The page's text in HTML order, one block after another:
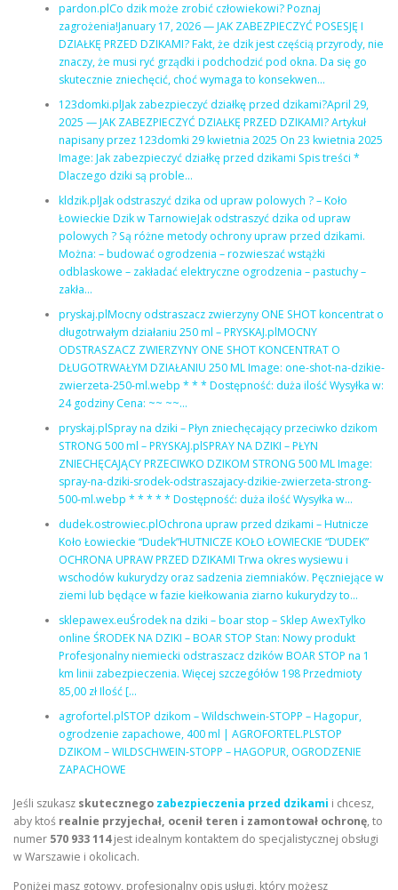
pardon.plCo dzik może zrobić człowiekowi? Poznaj
zagrożenia!January 17, 2026 — JAK ZABEZPIECZYĆ POSESJĘ I
DZIAŁKĘ PRZED DZIKAMI? Fakt, że dzik jest częścią przyrody, nie
znaczy, że musi ryć grządki i podchodzić pod okna. Da się go
skutecznie zniechęcić, choć wymaga to konsekwen…
123domki.plJak zabezpieczyć działkę przed dzikami?April 29,
2025 — JAK ZABEZPIECZYĆ DZIAŁKĘ PRZED DZIKAMI? Artykuł
napisany przez 123domki 29 kwietnia 2025 On 23 kwietnia 2025
Image: Jak zabezpieczyć działkę przed dzikami Spis treści *
Dlaczego dziki są proble…
kldzik.plJak odstraszyć dzika od upraw polowych ? – Koło
Łowieckie Dzik w TarnowieJak odstraszyć dzika od upraw
polowych ? Są różne metody ochrony upraw przed dzikami.
Można: – budować ogrodzenia – rozwieszać wstążki
odblaskowe – zakładać elektryczne ogrodzenia – pastuchy –
zakła…
pryskaj.plMocny odstraszacz zwierzyny ONE SHOT koncentrat o
długotrwałym działaniu 250 ml – PRYSKAJ.plMOCNY
ODSTRASZACZ ZWIERZYNY ONE SHOT KONCENTRAT O
DŁUGOTRWAŁYM DZIAŁANIU 250 ML Image: one-shot-na-dzikie-
zwierzeta-250-ml.webp * * * Dostępność: duża ilość Wysyłka w:
24 godziny Cena: ~~ ~~…
pryskaj.plSpray na dziki – Płyn zniechęcający przeciwko dzikom
STRONG 500 ml – PRYSKAJ.plSPRAY NA DZIKI – PŁYN
ZNIECHĘCAJĄCY PRZECIWKO DZIKOM STRONG 500 ML Image:
spray-na-dziki-srodek-odstraszajacy-dzikie-zwierzeta-strong-
500-ml.webp * * * * * Dostępność: duża ilość Wysyłka w…
dudek.ostrowiec.plOchrona upraw przed dzikami – Hutnicze
Koło Łowieckie “Dudek”HUTNICZE KOŁO ŁOWIECKIE “DUDEK”
OCHRONA UPRAW PRZED DZIKAMI Trwa okres wysiewu i
wschodów kukurydzy oraz sadzenia ziemniaków. Pęczniejące w
ziemi lub będące w fazie kiełkowania ziarno kukurydzy to…
sklepawex.euŚrodek na dziki – boar stop – Sklep AwexTylko
online ŚRODEK NA DZIKI – BOAR STOP Stan: Nowy produkt
Profesjonalny niemiecki odstraszacz dzików BOAR STOP na 1
km linii zabezpieczenia. Więcej szczegółów 198 Przedmioty
85,00 zł Ilość […
agrofortel.plSTOP dzikom – Wildschwein-STOPP – Hagopur,
ogrodzenie zapachowe, 400 ml | AGROFORTEL.PLSTOP
DZIKOM – WILDSCHWEIN-STOPP – HAGOPUR, OGRODZENIE
ZAPACHOWE
Jeśli szukasz skutecznego zabezpieczenia przed dzikami i chcesz,
aby ktoś realnie przyjechał, ocenił teren i zamontował ochronę, to
numer 570 933 114jest idealnym kontaktem do specjalistycznej obsługi
w Warszawie i okolicach.
Poniżej masz gotowy, profesjonalny opis usługi, który możesz